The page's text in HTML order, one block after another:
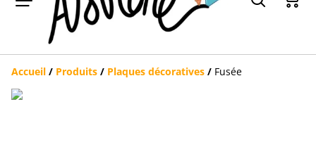
Accueil / Produits / Plaques décoratives / Fusée